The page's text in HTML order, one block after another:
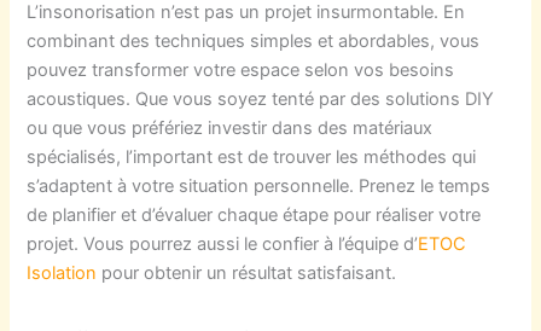
L’insonorisation n’est pas un projet insurmontable. En
combinant des techniques simples et abordables, vous
pouvez transformer votre espace selon vos besoins
acoustiques. Que vous soyez tenté par des solutions DIY
ou que vous préfériez investir dans des matériaux
spécialisés, l’important est de trouver les méthodes qui
s’adaptent à votre situation personnelle. Prenez le temps
de planifier et d’évaluer chaque étape pour réaliser votre
projet. Vous pourrez aussi le confier à l’équipe d’ETOC
Isolation pour obtenir un résultat satisfaisant.